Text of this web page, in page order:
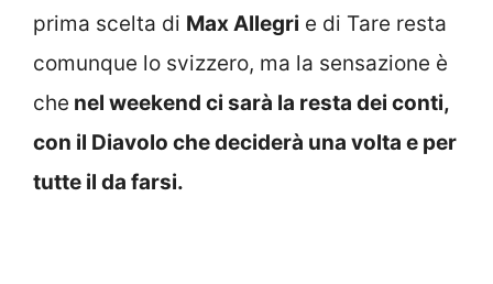
prima scelta di Max Allegri e di Tare resta
comunque lo svizzero, ma la sensazione è
che nel weekend ci sarà la resta dei conti,
con il Diavolo che deciderà una volta e per
tutte il da farsi.